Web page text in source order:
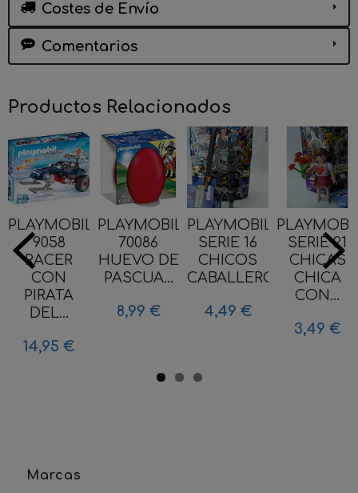
Marcas
Costes de Envío
Comentarios
Productos Relacionados
PLAYMOBIL
9058
RACER
CON
PIRATA
DEL...
14,95 €
PLAYMOBIL
70086
HUEVO DE
PASCUA...
8,99 €
PLAYMOBIL
SERIE 16
CHICOS
CABALLERO...
4,49 €
SERIE 21
CHICAS
CHICA
CON...
3,49 €